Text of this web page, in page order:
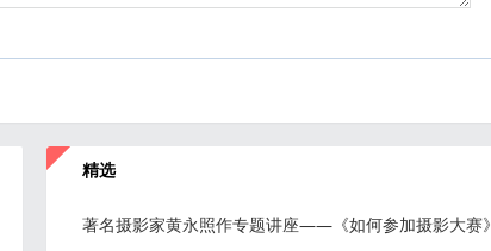
精选
著名摄影家黄永照作专题讲座——《如何参加摄影大赛》